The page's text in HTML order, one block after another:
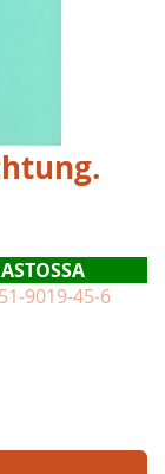
9019-45-6